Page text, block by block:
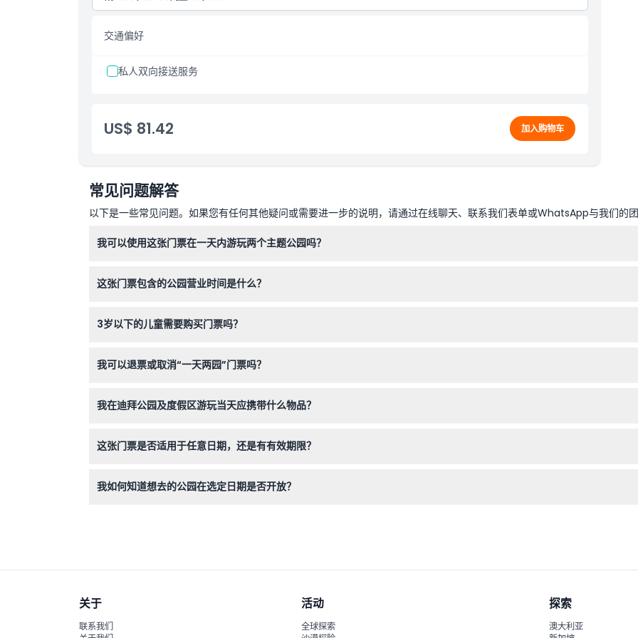
交通偏好
私人双向接送服务
US$ 81.42 加入购物车
常见问题解答
以下是一些常见问题。如果您有任何其他疑问或需要进一步的说明，请通过在线聊天、联系我们表单或WhatsApp与我们的团
我可以使用这张门票在一天内游玩两个主题公园吗？
这张门票包含的公园营业时间是什么？
题公园和水上乐园的营业时间不同，请您在预订时在线查看最新时间（时间可能变动，预订时请确认）。
3岁以下的儿童需要购买门票吗？
我可以退票或取消“一天两园”门票吗？
我在迪拜公园及度假区游玩当天应携带什么物品？
这张门票是否适用于任意日期，还是有有效期限？
我如何知道想去的公园在选定日期是否开放？
关于
联系我们
活动
全球探索
探索
澳大利亚